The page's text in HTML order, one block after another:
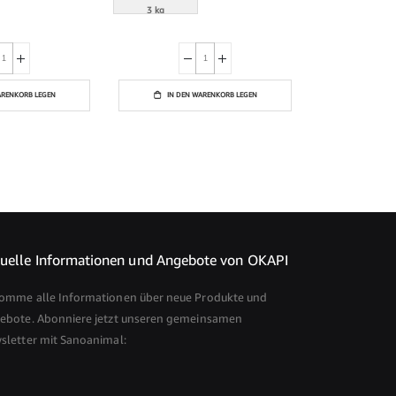
LEGEN
3 kg
IN DEN WARENKORB LEGEN
Informationen und Angebote von OKAPI
alle Informationen über neue Produkte und
Abonniere jetzt unseren gemeinsamen
mit Sanoanimal: